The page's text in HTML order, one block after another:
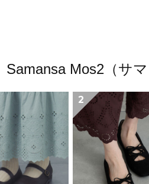
Samansa Mos2（サ
2